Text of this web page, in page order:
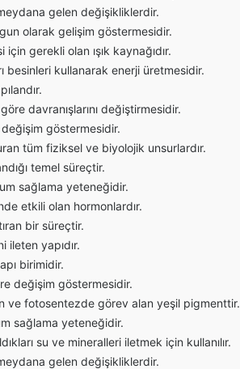
gelen değişikliklerdir.
olarak gelişim göstermesidir.
gerekli olan ışık kaynağıdır.
besinleri kullanarak enerji üretmesidir.
davranışlarını değiştirmesidir.
değişim göstermesidir.
tüm fiziksel ve biyolojik unsurlardır.
temel süreçtir.
sağlama yeteneğidir.
etkili olan hormonlardır.
bir süreçtir.
ileten yapıdır.
birimidir.
değişim göstermesidir.
ve fotosentezde görev alan yeşil pigmenttir.
sağlama yeteneğidir.
su ve mineralleri iletmek için kullanılır.
gelen değişikliklerdir.